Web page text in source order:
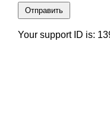
Отправить
Your support ID is: